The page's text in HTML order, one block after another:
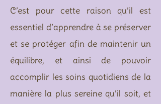
C’est pour cette raison qu’il est
essentiel d’apprendre à se préserver
et se protéger afin de maintenir un
équilibre, et ainsi de pouvoir
accomplir les soins quotidiens de la
manière la plus sereine qu’il soit, et